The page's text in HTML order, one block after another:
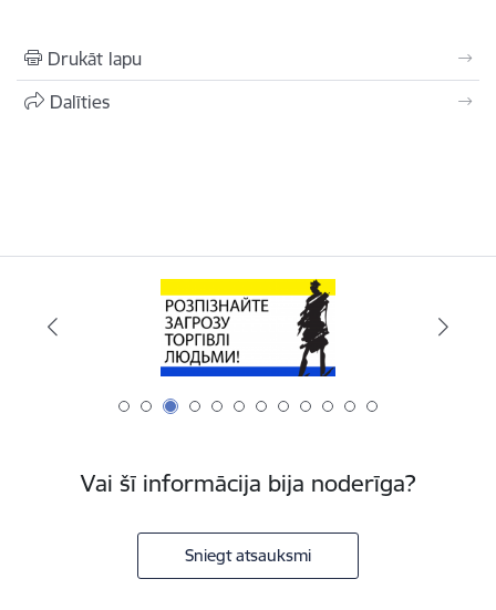
Drukāt lapu
Dalīties
Vai šī informācija bija noderīga?
Sniegt atsauksmi